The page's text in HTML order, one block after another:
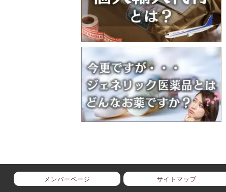
メンバーページ サイトマップ